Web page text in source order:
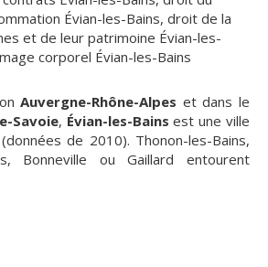
Évian-les-Bains, droit de la
et de leur patrimoine Évian-les-
corporel Évian-les-Bains
Auvergne-Rhône-Alpes et dans le
Savoie, Évian-les-Bains est une ville
de 2010). Thonon-les-Bains,
Bonneville ou Gaillard entourent